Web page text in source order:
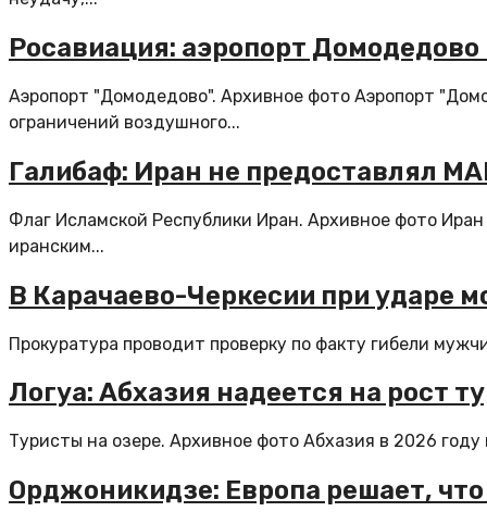
Росавиация: аэропорт
Аэропорт "Домодедово". Архивное фото Аэропорт
ограничений воздушного...
Галибаф: Иран не предоставлял
Флаг Исламской Республики Иран. Архивное фото
иранским...
В Карачаево-Черкесии при ударе
Прокуратура проводит проверку по факту гибели
Логуа: Абхазия надеется на рост
Туристы на озере. Архивное фото Абхазия в 2026
Орджоникидзе: Европа решает,